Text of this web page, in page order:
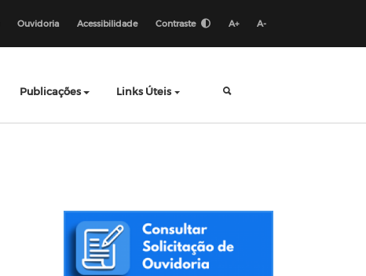
Ouvidoria Acessibilidade Contraste A+ A-
Publicações Links Úteis